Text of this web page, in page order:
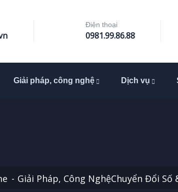
Điện thoại
0981.99.86.88
Giải pháp, công nghệ Dịch vụ
Giải Pháp, Công NghệChuyển Đổi Số